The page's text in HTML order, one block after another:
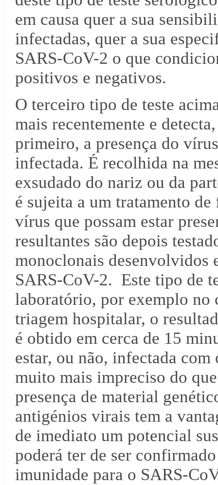
em causa quer a sua
infectadas, quer a sua
SARS-CoV-2 o que
positivos e negativos.
O terceiro tipo de teste
mais recentemente e
primeiro, a presença do
infectada. É recolhida na
exsudado do nariz ou da
é sujeita a um tratamento
vírus que possam estar
resultantes são depois
monoclonais desenvolvidos
SARS-CoV-2. Este tipo de
laboratório, por exemplo no
triagem hospitalar, o
é obtido em cerca de 15
estar, ou não, infectada
muito mais impreciso do
presença de material
antigénios virais tem a
de imediato um potencial
poderá ter de ser
imunidade para o SARS-